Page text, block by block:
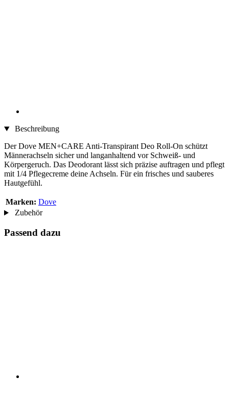
Beschreibung
Der Dove MEN+CARE Anti-Transpirant Deo Roll-On schützt
Männerachseln sicher und langanhaltend vor Schweiß- und
Körpergeruch. Das Deodorant lässt sich präzise auftragen und pflegt
mit 1/4 Pflegecreme deine Achseln. Für ein frisches und sauberes
Hautgefühl.
Marken: Dove
Zubehör
Passend dazu